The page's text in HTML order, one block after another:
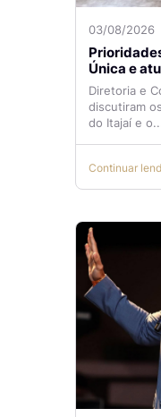
03/08/2026
Única e
Aeroporto
temas de
Diretoria e
discutiram
do Itajaí e
Continuar